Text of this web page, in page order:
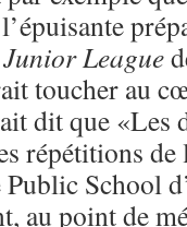
Junior League
toucher au
dit que «Les
répétitions
School
au point de